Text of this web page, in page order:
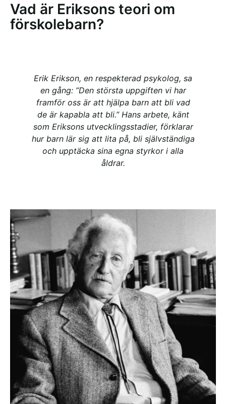
Vad är Eriksons teori om
förskolebarn?
Erik Erikson, en respekterad psykolog, sa
en gång: ”Den största uppgiften vi har
framför oss är att hjälpa barn att bli vad
de är kapabla att bli.” Hans arbete, känt
som Eriksons utvecklingsstadier, förklarar
hur barn lär sig att lita på, bli självständiga
och upptäcka sina egna styrkor i alla
åldrar.